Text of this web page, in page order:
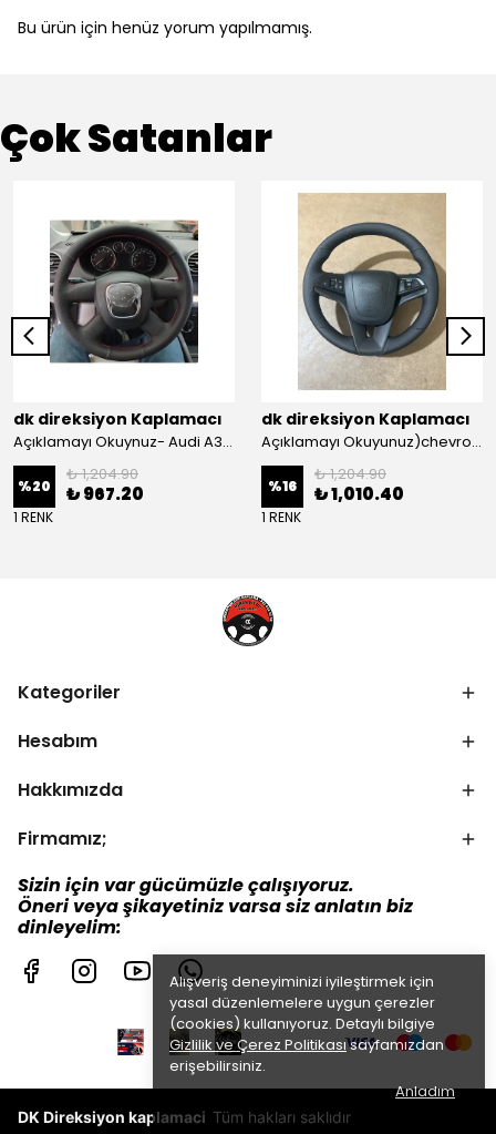
Alışveriş deneyiminizi iyileştirmek için
yasal düzenlemelere uygun çerezler
(cookies) kullanıyoruz. Detaylı bilgiye
Gizlilik ve Çerez Politikasısayfamızdan
erişebilirsiniz.
Anladım
Bu ürün için henüz yorum yapılmamış.
Çok Satanlar
dk direksiyon Kaplamacı
Açıklamayı Okuynuz- Audi A3 Sportback Araca Özel Direksiyon Kılıfı Kırmızı Ipli
%20
₺ 1,204.90
₺ 967.20
1 RENK
dk direksiyon Kaplamacı
Açıklamayı Okuyunuz)chevrolet Aveo Lt-ls Araca Özel Direksiyon Kılıfı (plastik Kapaksız Direksiyon
%16
₺ 1,204.90
₺ 1,010.40
1 RENK
Kategoriler
Hesabım
Hakkımızda
Firmamız;
Sizin için var gücümüzle çalışıyoruz.
Öneri veya şikayetiniz varsa siz anlatın biz
dinleyelim:
DK Direksiyon kaplamaci Tüm hakları saklıdır